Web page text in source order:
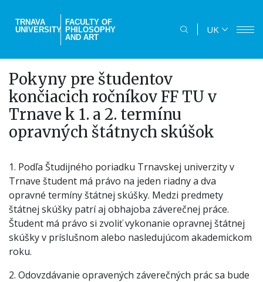
main
TRNAVA
UNIVERSITY
FACULTY OF
PHILOSOPHY
AND ART
UK
Pokyny pre študentov
končiacich ročníkov FF TU v
Trnave k 1. a 2. termínu
opravných štátnych skúšok
1. Podľa Študijného poriadku Trnavskej univerzity v
Trnave študent má právo na jeden riadny a dva
opravné termíny štátnej skúšky. Medzi predmety
štátnej skúšky patrí aj obhajoba záverečnej práce.
Študent má právo si zvoliť vykonanie opravnej štátnej
skúšky v príslušnom alebo nasledujúcom akademickom
roku.
2. Odovzdávanie opravených záverečných prác sa bude